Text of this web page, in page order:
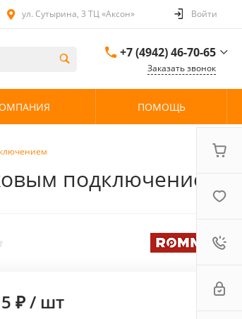
ул. Сутырина, 3 ТЦ «Аксон» Войти
+7 (4942) 46-70-65
ул. Сутырина, 3 ТЦ
Заказать звонок
ПОМОЩЬ
подключением
₽/ шт